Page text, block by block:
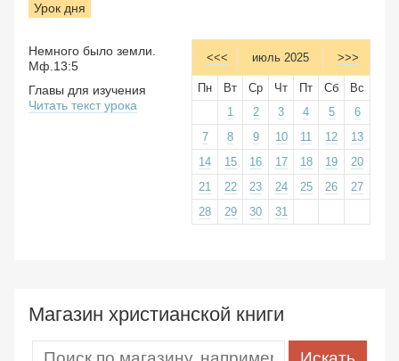
Урок дня
<<< июль 2025 >>>
Пн Вт Ср Чт Пт Сб
Вс
1
2 3 4 5
6
7
8 9 10 11 12
13
14
15 16 17 18 19
20
21
22 23 24 25 26
27
28
29 30 31
Немного было земли.
Мф.13:5
Главы для изучения
Читать текст урока
Магазин христианской книги